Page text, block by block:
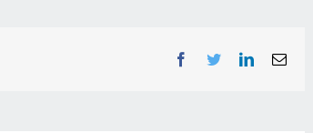
Facebook
TwitterLinkedInEmail